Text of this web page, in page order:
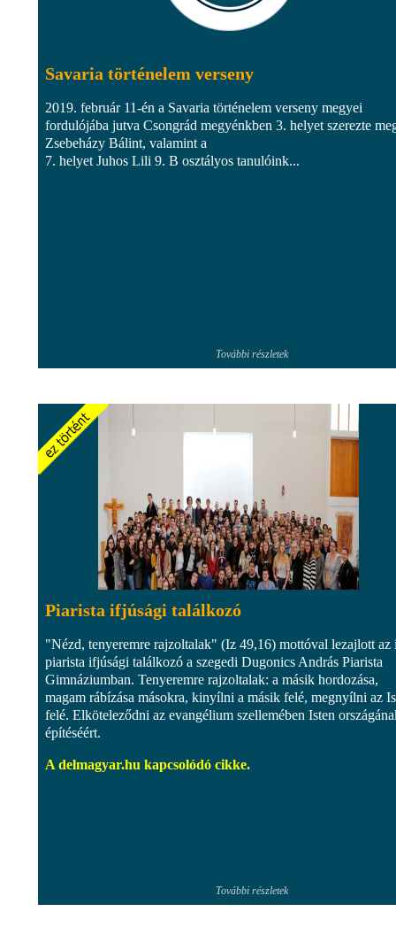
Savaria történelem verseny
2019. február 11-én a Savaria történelem verseny megyei
fordulójába jutva Csongrád megyénkben 3. helyet szerezte
Zsebeházy Bálint, valamint a
7. helyet Juhos Lili 9. B osztályos tanulóink...
További részletek
Piarista ifjúsági találkozó
"Nézd, tenyeremre rajzoltalak" (Iz 49,16) mottóval lezajlott az
piarista ifjúsági találkozó a szegedi Dugonics András Piarista
Gimnáziumban. Tenyeremre rajzoltalak: a másik hordozása,
magam rábízása másokra, kinyílni a másik felé, megnyílni az
felé. Elköteleződni az evangélium szellemében Isten
építéséért.
A delmagyar.hu kapcsolódó cikke.
További részletek